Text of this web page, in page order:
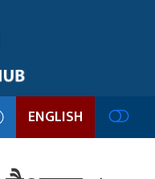
ENGLISH